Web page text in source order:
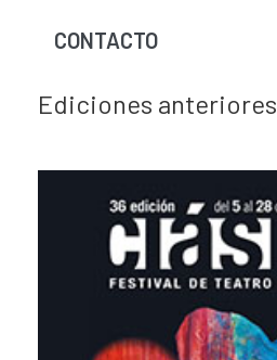
CONTACTO
Ediciones anteriores